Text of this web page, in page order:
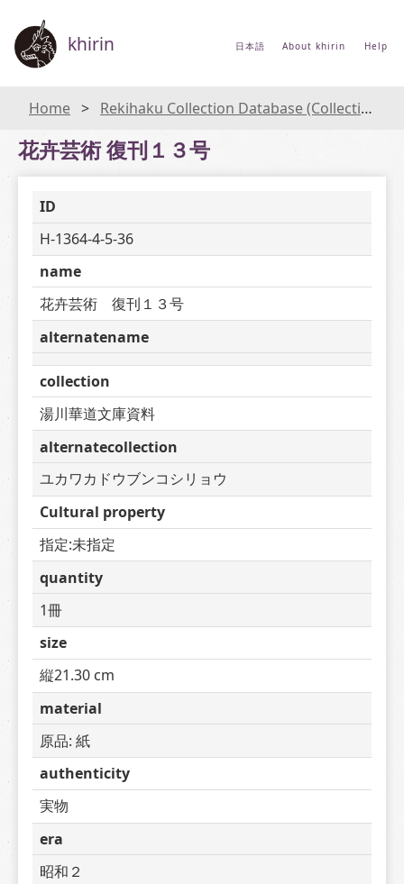
khirin 日本語 About khirin Help
Home Rekihaku Collection Database (Collections Database of the National Museum of Japanese History)
花卉芸術 復刊１３号
ID
H-1364-4-5-36
name
花卉芸術　復刊１３号
alternatename
collection
湯川華道文庫資料
alternatecollection
ユカワカドウブンコシリョウ
Cultural property
指定:未指定
quantity
1冊
size
縦21.30 cm
material
原品: 紙
authenticity
実物
era
昭和２